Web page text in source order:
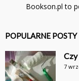
Bookson.pl to
POPULARNE POSTY
Czy
7